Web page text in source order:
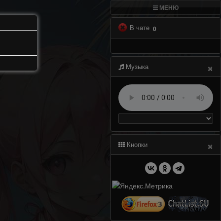
МЕНЮ
В чате 0
Музыка ×
Кнопки ×